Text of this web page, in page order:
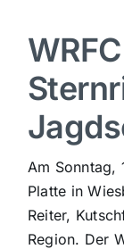
Politik
Wirtschaft
Sport
Kultur
Am Sonntag,
Platte in
Reiter,
Region. Der